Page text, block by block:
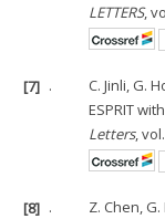
LETTERS,
[7] .
C. Jinli, G.
ESPRIT
Letters,
[8] . Z. Chen,